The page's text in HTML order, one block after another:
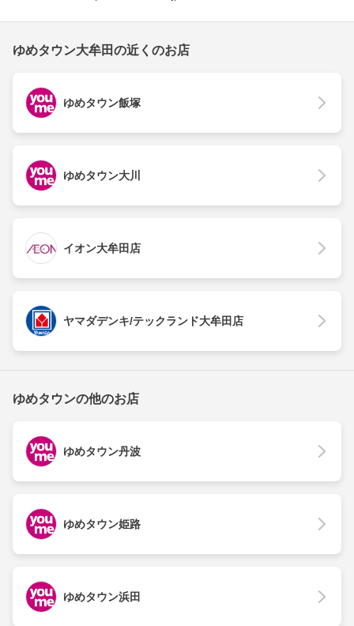
ゆめタウン大牟田の近くのお店
ゆめタウン飯塚
ゆめタウン大川
イオン大牟田店
ヤマダデンキ/テックランド大牟田店
ゆめタウンの他のお店
ゆめタウン丹波
ゆめタウン姫路
ゆめタウン浜田